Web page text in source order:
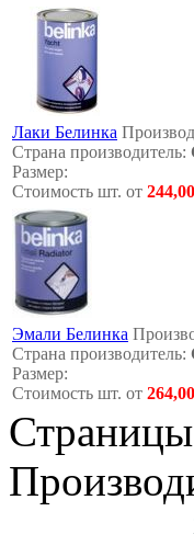
Лаки Белинка
Страна производитель:
Размер:
Стоимость шт. от 244,00
Эмали Белинка
Страна производитель:
Размер:
Стоимость шт. от 264,00